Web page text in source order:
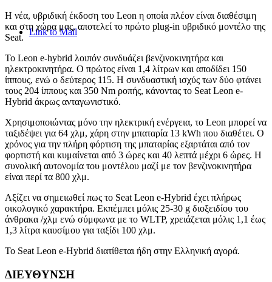
Link to Mail
Η νέα, υβριδική έκδοση του Leon η οποία πλέον είναι διαθέσιμη
και στη χώρα μας, αποτελεί το πρώτο plug-in υβριδικό μοντέλο της
Seat.
Το Leon e-hybrid λοιπόν συνδυάζει βενζινοκινητήρα και
ηλεκτροκινητήρα. Ο πρώτος είναι 1,4 λίτρων και αποδίδει 150
ίππους, ενώ ο δεύτερος 115. Η συνδυαστική ισχύς των δύο φτάνει
τους 204 ίππους και 350 Nm ροπής, κάνοντας το Seat Leon e-
Hybrid άκρως ανταγωνιστικό.
Χρησιμοποιώντας μόνο την ηλεκτρική ενέργεια, το Leon μπορεί να
ταξιδέψει για 64 χλμ, χάρη στην μπαταρία 13 kWh που διαθέτει. Ο
χρόνος για την πλήρη φόρτιση της μπαταρίας εξαρτάται από τον
φορτιστή και κυμαίνεται από 3 ώρες και 40 λεπτά μέχρι 6 ώρες. Η
συνολική αυτονομία του μοντέλου μαζί με τον βενζινοκινητήρα
είναι περί τα 800 χλμ.
Αξίζει να σημειωθεί πως το Seat Leon e-Hybrid έχει πλήρως
οικολογικό χαρακτήρα. Εκπέμπει μόλις 25-30 g διοξειδίου του
άνθρακα /χλμ ενώ σύμφωνα με το WLTP, χρειάζεται μόλις 1,1 έως
1,3 λίτρα καυσίμου για ταξίδι 100 χλμ.
Το Seat Leon e-Hybrid διατίθεται ήδη στην Ελληνική αγορά.
ΔΙΕΥΘΥΝΣΗ